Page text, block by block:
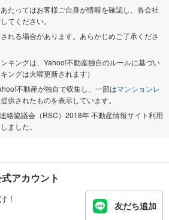
たってはお客様ご自身が情報を確認し、各会社
てください。
れる場合があります。あらかじめご了承くださ
キングは、Yahoo!不動産独自のルールに基づい
ングは火曜更新されます）
不動産が独自で収集し、一部はマンションレ
供されたものを表示しています。
絡協議会（RSC）2018年 不動産情報サイト利用
ました。
アカウント
！
友だち追加